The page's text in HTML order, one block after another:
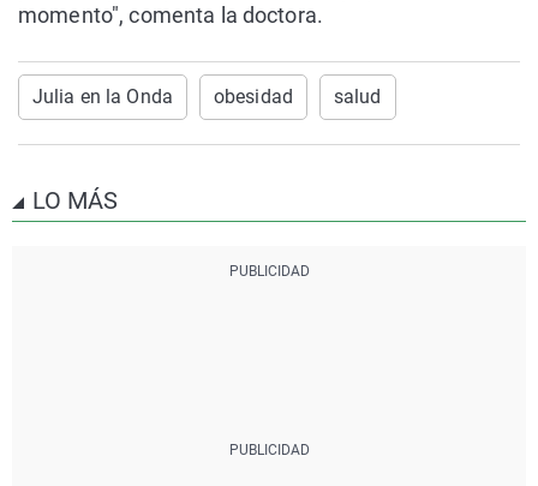
momento", comenta la doctora.
Julia en la Onda obesidad salud
LO MÁS